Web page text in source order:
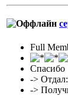
Full
Спасибо
->
->